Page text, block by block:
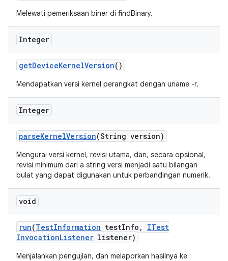
Melewati pemeriksaan biner di findBinary.
Integer
getDeviceKernelVersion()
Mendapatkan versi kernel perangkat dengan uname -r.
Integer
parseKernelVersion(String version)
Mengurai versi kernel, revisi utama, dan, secara opsional,
revisi minimum dari a string versi menjadi satu bilangan
bulat yang dapat digunakan untuk perbandingan numerik.
void
run(TestInformation testInfo ,
ITest
InvocationListener listener)
Menjalankan pengujian, dan melaporkan hasilnya ke